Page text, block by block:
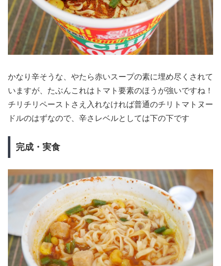
かなり辛そうな、やたら赤いスープの素に埋め尽くされて
いますが、たぶんこれはトマト要素のほうが強いですね！
チリチリペーストさえ入れなければ普通のチリトマトヌー
ドルのはずなので、辛さレベルとしては下の下です
完成・実食